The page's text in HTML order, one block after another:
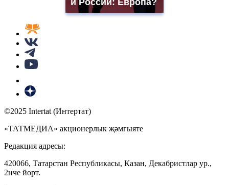
и России: Европа?
©2025 Intertat (Интертат)
«ТАТМЕДИА» акционерлык җәмгыяте
Редакция адресы:
420066, Татарстан Республикасы, Казан, Декабристлар ур.,
2нче йорт.